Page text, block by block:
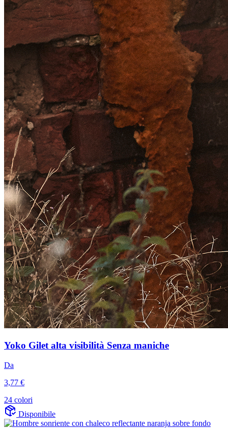
Yoko Gilet alta visibilità Senza maniche
Da
3,77 €
24 colori
Disponibile